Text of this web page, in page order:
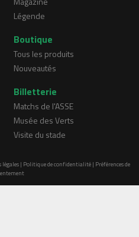
Légende
Boutique
Tous les produits
Nouveautés
Billetterie
Matchs de l'ASSE
Musée des Verts
Visite du stade
| Politique de confidentialité| Préférences de